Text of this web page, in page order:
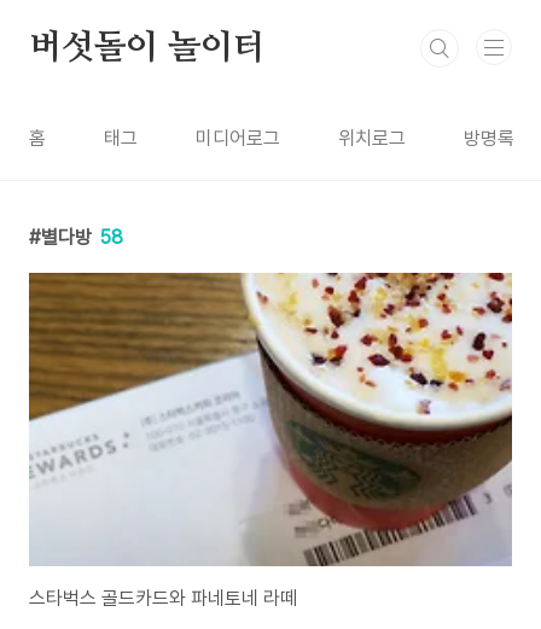
버섯돌이 놀이터
홈 태그 미디어로그 위치로그 방명록
별다방 58
스타벅스 골드카드와 파네토네 라떼